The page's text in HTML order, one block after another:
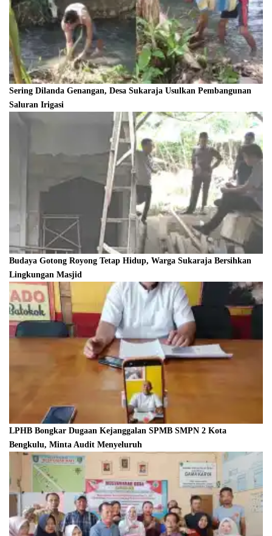
Sering Dilanda Genangan, Desa Sukaraja Usulkan Pembangunan
Saluran Irigasi
Budaya Gotong Royong Tetap Hidup, Warga Sukaraja Bersihkan
Lingkungan Masjid
LPHB Bongkar Dugaan Kejanggalan SPMB SMPN 2 Kota
Bengkulu, Minta Audit Menyeluruh